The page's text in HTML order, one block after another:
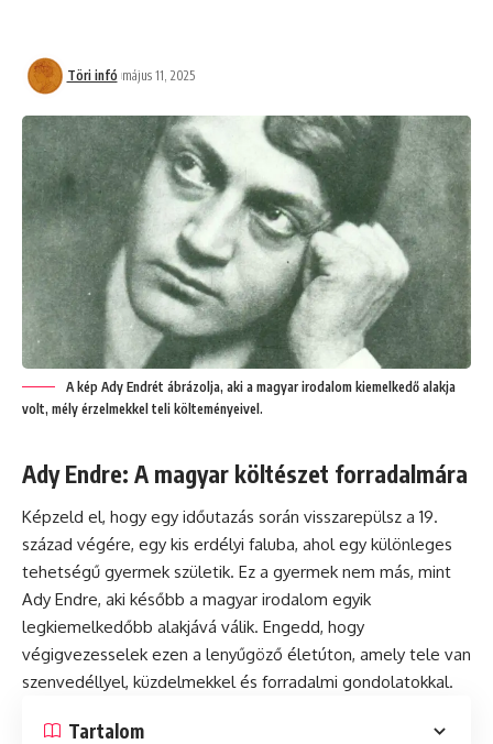
Töri infó május 11, 2025
A kép Ady Endrét ábrázolja, aki a magyar irodalom kiemelkedő alakja
volt, mély érzelmekkel teli költeményeivel.
Ady Endre: A magyar költészet forradalmára
Képzeld el, hogy egy időutazás során visszarepülsz a 19.
század végére, egy kis erdélyi faluba, ahol egy különleges
tehetségű gyermek születik. Ez a gyermek nem más, mint
Ady Endre, aki később a magyar irodalom egyik
legkiemelkedőbb alakjává válik. Engedd, hogy
végigvezesselek ezen a lenyűgöző életúton, amely tele van
szenvedéllyel, küzdelmekkel és forradalmi gondolatokkal.
Tartalom